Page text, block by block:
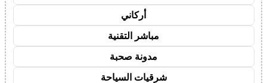
أركاني
مباشر التقنية
مدونة صحبة
شرقيات السياحة